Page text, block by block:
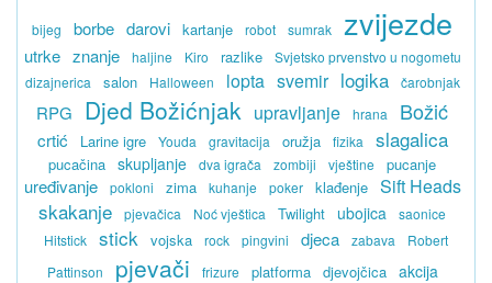
bijeg borbe darovi kartanje robot sumrak zvijezde
utrke znanje haljine Kiro razlike
Svjetsko prvenstvo u nogometu
dizajnerica
salon Halloween lopta svemir logika čarobnjak
RPG Djed Božićnjak upravljanje hrana Božić
crtić Larine igre Youda gravitacija oružja fizika slagalica
pucačina skupljanje dva igrača zombiji vještine pucanje
uređivanje pokloni zima kuhanje poker klađenje Sift Heads
skakanje pjevačica Noć vještica Twilight ubojica
saonice
Hitstick
stick vojska rock pingvini djeca zabava
Robert
Pattinson
pjevači frizure platforma djevojčica akcija